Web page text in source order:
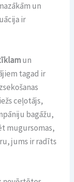
un
ir
un
tagad ir
ceļotājs,
bagāžu,
mugursomas,
jums ir radīts